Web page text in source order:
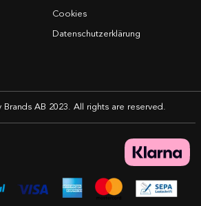
Cookies
Datenschutzerklärung
AB 2023. All rights are reserved.